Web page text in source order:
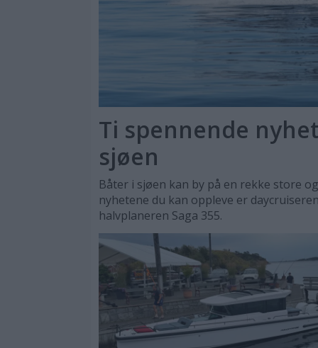
Ti spennende
sjøen
Båter i sjøen kan by på en rekke store
nyhetene du kan oppleve er
halvplaneren Saga 355.